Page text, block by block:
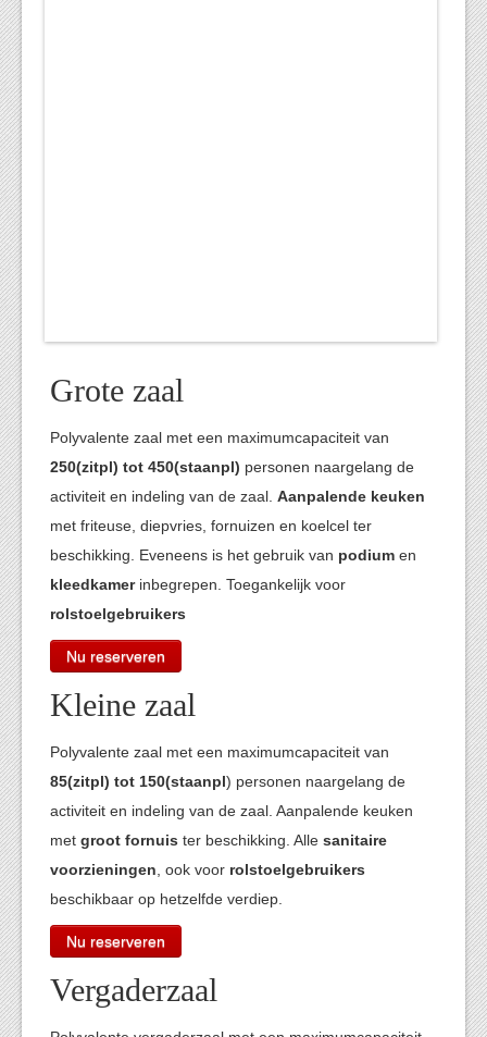
Grote zaal
Polyvalente zaal met een maximumcapaciteit van
250(zitpl) tot 450(staanpl) personen naargelang de
activiteit en indeling van de zaal. Aanpalende keuken
met friteuse, diepvries, fornuizen en koelcel ter
beschikking. Eveneens is het gebruik van podium en
kleedkamerinbegrepen. Toegankelijk voor
rolstoelgebruikers
Nu reserveren
Kleine zaal
Polyvalente zaal met een maximumcapaciteit van
85(zitpl) tot 150(staanpl) personen naargelang de
activiteit en indeling van de zaal. Aanpalende keuken
met groot fornuis ter beschikking. Alle sanitaire
voorzieningen , ook voor rolstoelgebruikers
beschikbaar op hetzelfde verdiep.
Nu reserveren
Vergaderzaal